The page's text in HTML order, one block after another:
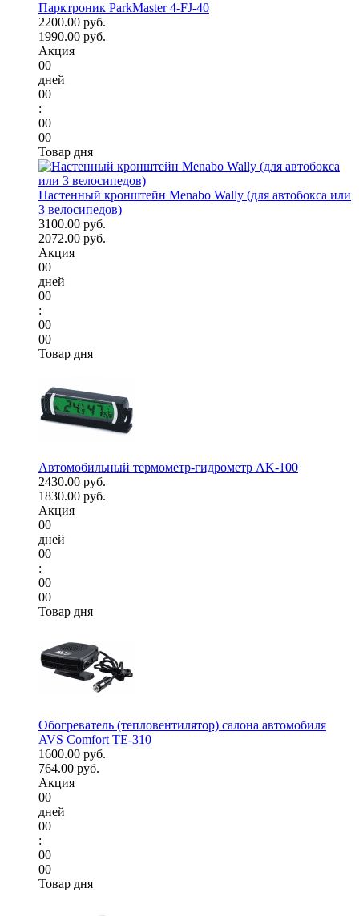
Парктроник ParkMaster 4-FJ-40
2200.00 руб.
1990.00 руб.
Акция
00
дней
00
:
00
00
Товар дня
Настенный кронштейн Menabo Wally (для автобокса или
3 велосипедов)
3100.00 руб.
2072.00 руб.
Акция
00
дней
00
:
00
00
Товар дня
Автомобильный термометр-гидрометр AK-100
2430.00 руб.
1830.00 руб.
Акция
00
дней
00
:
00
00
Товар дня
Обогреватель (тепловентилятор) салона автомобиля
AVS Comfort TE-310
1600.00 руб.
764.00 руб.
Акция
00
дней
00
:
00
00
Товар дня